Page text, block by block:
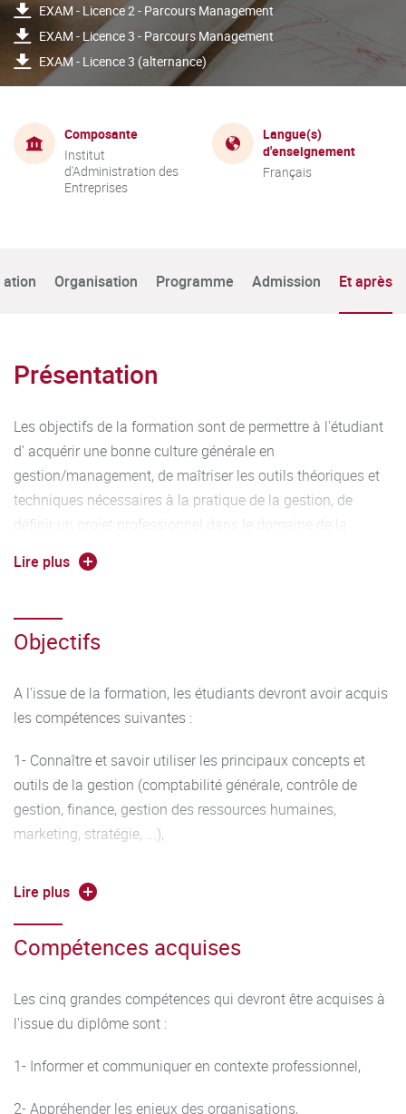
EXAM - Licence 2 - Parcours Management
EXAM - Licence 3 - Parcours Management
EXAM - Licence 3 (alternance)
Composante
Institut
d'Administration des
Entreprises
Langue(s)
d'enseignement
Français
Organisation Programme Admission Et après
Présentation
Les objectifs de la formation sont de permettre à l'étudiant
d' acquérir une bonne culture générale en
gestion/management, de maîtriser les outils théoriques et
techniques nécessaires à la pratique de la gestion, de
définir un projet professionnel dans le domaine de la
gestion et de développer les capacités d'analyse et de
synthèse indispensables à l'entrée dans la vie
d'un master.
parcours international (qui démarre au deuxième semestre
de la L1 Gestion - accès sur sélection) et le parcours en
sélection).
Lire plus
Objectifs
A l'issue de la formation, les étudiants devront avoir acquis
les compétences suivantes :
1- Connaître et savoir utiliser les principaux concepts et
outils de la gestion (comptabilité générale, contrôle de
gestion, finance, gestion des ressources humaines,
marketing, stratégie, ...),
gestion (mathématiques, statistiques, ....),
3- Maîtriser les outils informatiques nécessaires à la
(bureautique, informatique, traitement de données),
4- Communiquer de façon efficace à l'écrit et à l'oral, savoir
travailler en équipe,
5- Comprendre et communiquer en anglais dans le cadre
Lire plus
Compétences acquises
Les cinq grandes compétences qui devront être acquises à
l'issue du diplôme sont :
1- Informer et communiquer en contexte professionnel,
2- Appréhender les enjeux des organisations,